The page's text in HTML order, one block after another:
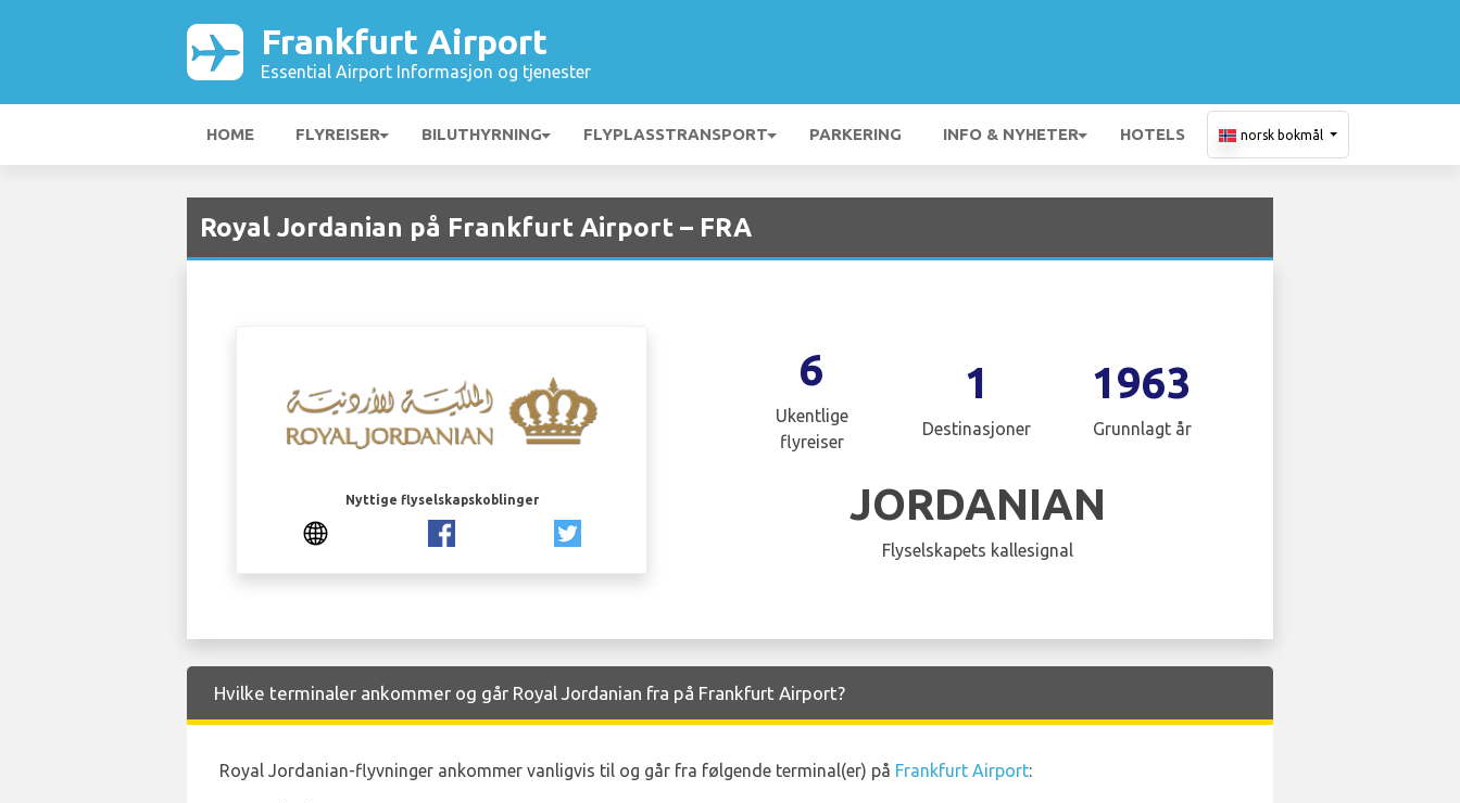
Frankfurt Airport
Essential Airport Informasjon og tjenester
HOME FLYREISER BILUTHYRNING FLYPLASSTRANSPORT PARKERING INFO & NYHETER HOTELS norsk bokmål
Royal Jordanian på Frankfurt Airport – FRA
Nyttige flyselskapskoblinger
6
Ukentlige
flyreiser
1
Destinasjoner
1963
Grunnlagt år
JORDANIAN
Flyselskapets kallesignal
Hvilke terminaler ankommer og går Royal Jordanian fra på Frankfurt Airport?
Royal Jordanian-flyvninger ankommer vanligvis til og går fra følgende terminal(er) på Frankfurt Airport: